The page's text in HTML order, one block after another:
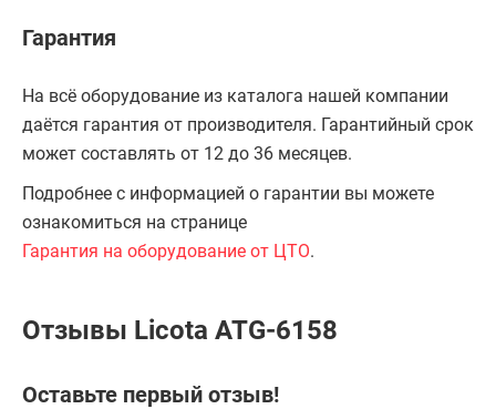
Гарантия
На всё оборудование из каталога нашей компании
даётся гарантия от производителя. Гарантийный срок
может составлять от 12 до 36 месяцев.
Подробнее с информацией о гарантии вы можете
ознакомиться на странице
Гарантия на оборудование от ЦТО.
Отзывы Licota ATG-6158
Оставьте первый отзыв!